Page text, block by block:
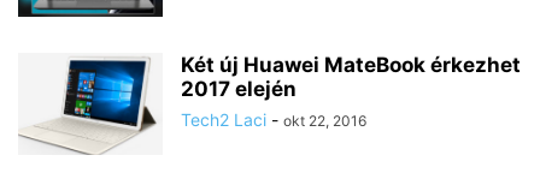
Két új Huawei MateBook érkezhet
2017 elején
Tech2 Laci - okt 22, 2016